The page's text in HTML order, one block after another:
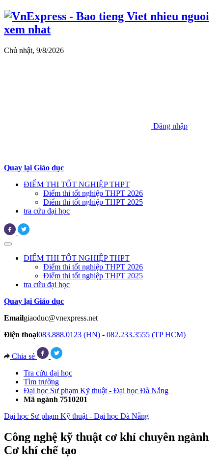
Chủ nhật, 9/8/2026
Đăng nhập
Quay lại Giáo dục
ĐIỂM THI TỐT NGHIỆP THPT
Điểm thi tốt nghiệp THPT 2026
Điểm thi tốt nghiệp THPT 2025
tra cứu đại học
ĐIỂM THI TỐT NGHIỆP THPT
Điểm thi tốt nghiệp THPT 2026
Điểm thi tốt nghiệp THPT 2025
tra cứu đại học
Quay lại Giáo dục
Emailgiaoduc@vnexpress.net
Điện thoại083.888.0123 (HN) - 082.233.3555 (TP HCM)
Chia sẻ
Tra cứu đại học
Tìm trường
Đại học Sư phạm Kỹ thuật - Đại học Đà Nẵng
Mã ngành 7510201
Đại học Sư phạm Kỹ thuật - Đại học Đà Nẵng
Công nghệ kỹ thuật cơ khí chuyên ngành
Cơ khí chế tạo